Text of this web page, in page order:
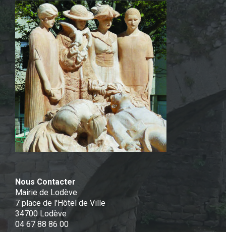
Nous Contacter
Mairie de Lodève
7 place de l'Hôtel de Ville
34700 Lodève
04 67 88 86 00